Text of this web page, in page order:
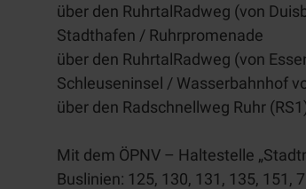
über den RuhrtalRadweg (von
Stadthafen / Ruhrpromenade
über den RuhrtalRadweg (von
Schleuseninsel / Wasserbahnhof
über den Radschnellweg Ruhr
Mit dem ÖPNV – Haltestelle
Buslinien: 125, 130, 131, 135, 151,